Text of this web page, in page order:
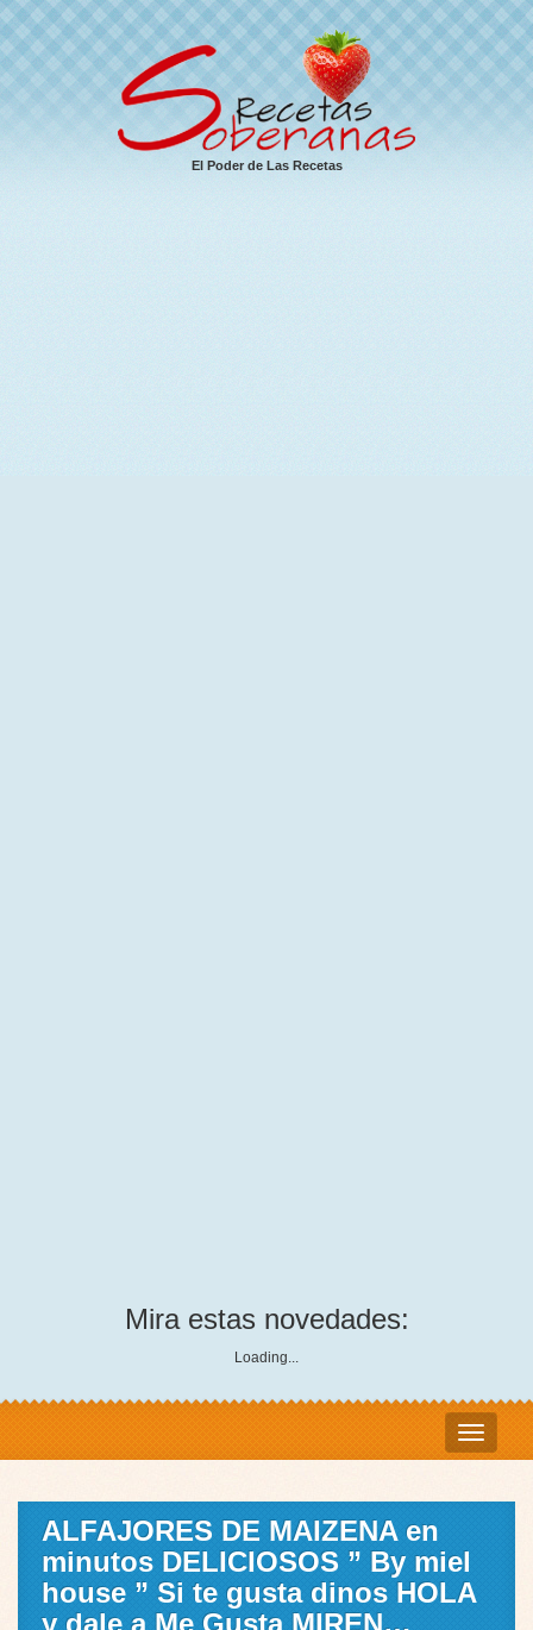
El Poder de Las Recetas
Mira estas novedades:
Loading...
ALFAJORES DE MAIZENA en
minutos DELICIOSOS ” By miel
house ” Si te gusta dinos HOLA